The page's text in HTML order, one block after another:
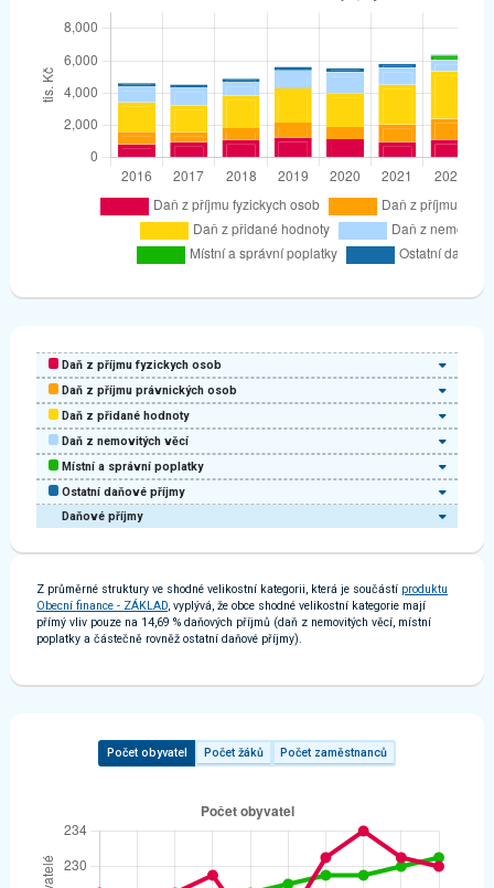
Daňové příjmy
Daň z příjmu fyzickych osob
Daň z příjmu právnických osob
Daň z přidané hodnoty
Daň z nemovitých věcí
Místní a správní poplatky
Ostatní daňové příjmy
Z průměrné struktury ve shodné velikostní kategorii, která je součástí produktu
Obecní finance - ZÁKLAD , vyplývá, že obce shodné velikostní kategorie mají
přímý vliv pouze na 14,69 % daňových příjmů (daň z nemovitých věcí, místní
poplatky a částečně rovněž ostatní daňové příjmy).
Počet obyvatel Počet žáků Počet zaměstnanců